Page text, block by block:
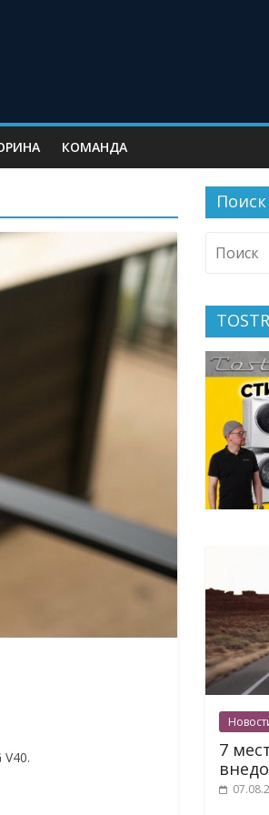
КОМАНДА
TOSTR
7